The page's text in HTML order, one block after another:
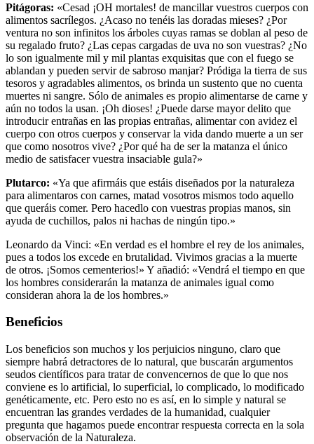
Pitágoras: «Cesad ¡OH mortales! de mancillar vuestros cuerpos con
alimentos sacrílegos. ¿Acaso no tenéis las doradas mieses? ¿Por
ventura no son infinitos los árboles cuyas ramas se doblan al peso de
su regalado fruto? ¿Las cepas cargadas de uva no son vuestras? ¿No
lo son igualmente mil y mil plantas exquisitas que con el fuego se
ablandan y pueden servir de sabroso manjar? Pródiga la tierra de sus
tesoros y agradables alimentos, os brinda un sustento que no cuenta
muertes ni sangre. Sólo de animales es propio alimentarse de carne y
aún no todos la usan. ¡Oh dioses! ¿Puede darse mayor delito que
introducir entrañas en las propias entrañas, alimentar con avidez el
cuerpo con otros cuerpos y conservar la vida dando muerte a un ser
que como nosotros vive? ¿Por qué ha de ser la matanza el único
medio de satisfacer vuestra insaciable gula?»
Plutarco: «Ya que afirmáis que estáis diseñados por la naturaleza
para alimentaros con carnes, matad vosotros mismos todo aquello
que queráis comer. Pero hacedlo con vuestras propias manos, sin
ayuda de cuchillos, palos ni hachas de ningún tipo.»
Leonardo da Vinci: «En verdad es el hombre el rey de los animales,
pues a todos los excede en brutalidad. Vivimos gracias a la muerte
de otros. ¡Somos cementerios!» Y añadió: «Vendrá el tiempo en que
los hombres considerarán la matanza de animales igual como
consideran ahora la de los hombres.»
Beneficios
Los beneficios son muchos y los perjuicios ninguno, claro que
siempre habrá detractores de lo natural, que buscarán argumentos
seudos científicos para tratar de convencernos de que lo que nos
conviene es lo artificial, lo superficial, lo complicado, lo modificado
genéticamente, etc. Pero esto no es así, en lo simple y natural se
encuentran las grandes verdades de la humanidad, cualquier
pregunta que hagamos puede encontrar respuesta correcta en la sola
observación de la Naturaleza.